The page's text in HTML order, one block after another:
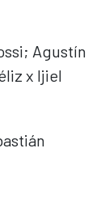
Agustín
x Ijiel